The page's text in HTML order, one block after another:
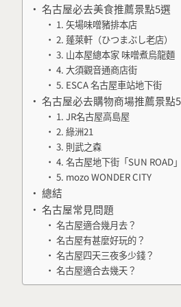
名古屋必去美食推薦景點5選
1. 矢場味噌豬排本店
2. 蓬萊軒（ひつまぶし老店）
3. 山本屋總本家 味噌煮烏龍麵
4. 大須觀音通商店街
5. ESCA 名古屋車站地下街
名古屋必去購物商場推薦景點
1. JR名古屋高島屋
2. 綠洲21
3. 則武之森
4. 名古屋地下街「SUN ROAD」
5. mozo WONDER CITY
總結
名古屋常見問題
名古屋適合幾月去？
名古屋有甚麼好玩的？
名古屋四天三夜多少錢？
名古屋適合去幾天？